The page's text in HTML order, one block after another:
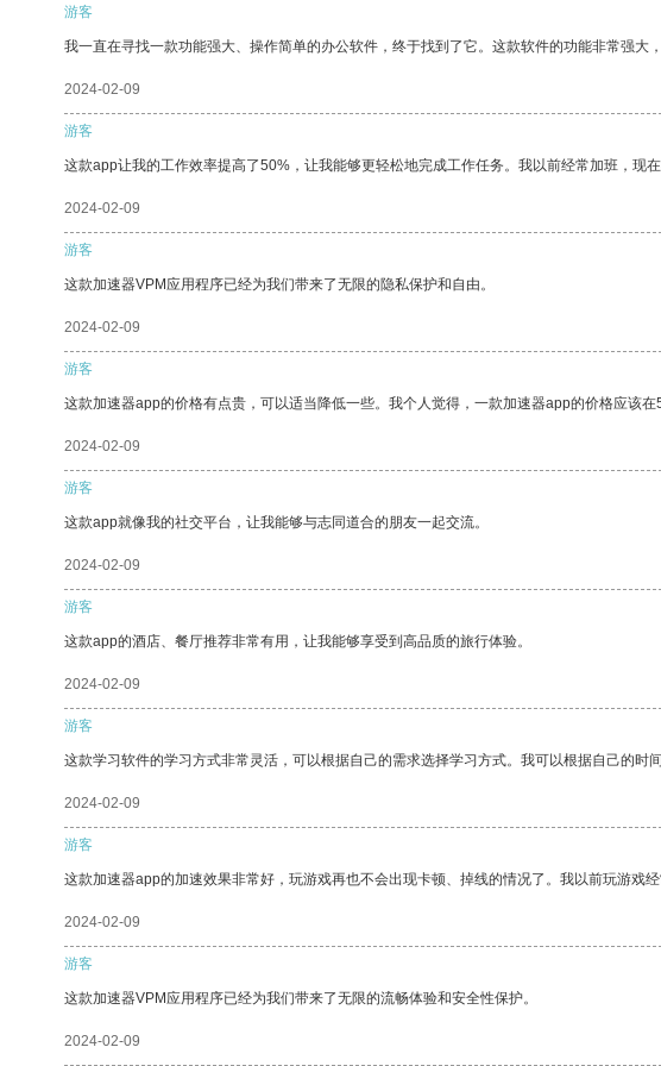
游客
我一直在寻找一款功能强大、操作简单的办公软件，终于找到了它。这款软件的功能非常强大
2024-02-09
游客
这款app让我的工作效率提高了50%，让我能够更轻松地完成工作任务。我以前经常加班，现
2024-02-09
游客
这款加速器VPM应用程序已经为我们带来了无限的隐私保护和自由。
2024-02-09
游客
这款加速器app的价格有点贵，可以适当降低一些。我个人觉得，一款加速器app的价格应该在
2024-02-09
游客
这款app就像我的社交平台，让我能够与志同道合的朋友一起交流。
2024-02-09
游客
这款app的酒店、餐厅推荐非常有用，让我能够享受到高品质的旅行体验。
2024-02-09
游客
这款学习软件的学习方式非常灵活，可以根据自己的需求选择学习方式。我可以根据自己的时间
2024-02-09
游客
这款加速器app的加速效果非常好，玩游戏再也不会出现卡顿、掉线的情况了。我以前玩游戏
2024-02-09
游客
这款加速器VPM应用程序已经为我们带来了无限的流畅体验和安全性保护。
2024-02-09